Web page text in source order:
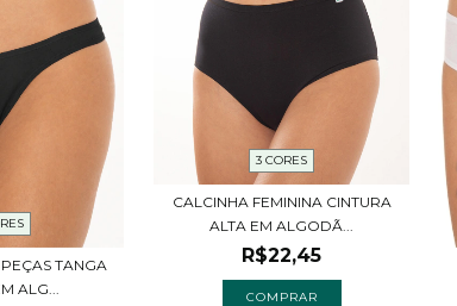
TANGA
ALG...
3 CORES
CALCINHA FEMININA CINTURA
ALTA EM ALGODÃ...
R$22,45
COMPRAR